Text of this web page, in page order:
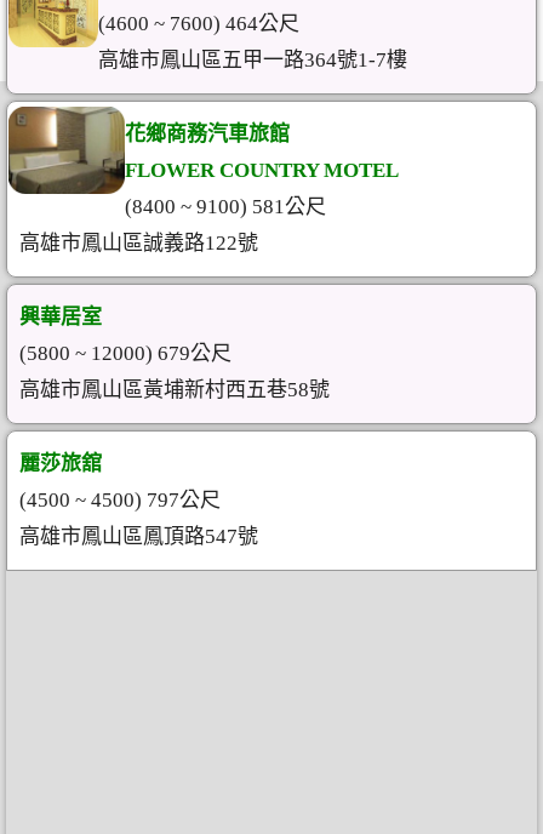
(4600 ~ 7600) 464公尺
高雄市鳳山區五甲一路364號1-7樓
花鄉商務汽車旅館
FLOWER COUNTRY MOTEL
(8400 ~ 9100) 581公尺
高雄市鳳山區誠義路122號
興華居室
(5800 ~ 12000) 679公尺
高雄市鳳山區黃埔新村西五巷58號
麗莎旅舘
(4500 ~ 4500) 797公尺
高雄市鳳山區鳳頂路547號